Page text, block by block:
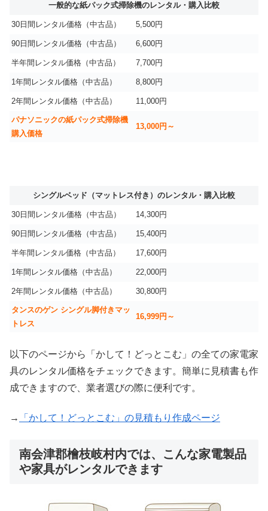
一般的な紙パック式掃除機のレンタル・購入比較
30日間レンタル価格（中古品） 5,500円
90日間レンタル価格（中古品） 6,600円
半年間レンタル価格（中古品） 7,700円
1年間レンタル価格（中古品） 8,800円
2年間レンタル価格（中古品） 11,000円
パナソニックの紙パック式掃除機
購入価格
13,000円～
シングルベッド（マットレス付き）のレンタル・購入比較
30日間レンタル価格（中古品） 14,300円
90日間レンタル価格（中古品） 15,400円
半年間レンタル価格（中古品） 17,600円
1年間レンタル価格（中古品） 22,000円
2年間レンタル価格（中古品） 30,800円
タンスのゲン シングル脚付きマッ
トレス
16,999円～
以下のページから「かして！どっとこむ」の全ての家電家
具のレンタル価格をチェックできます。簡単に見積書も作
成できますので、業者選びの際に便利です。
→ 「かして！どっとこむ」の見積もり作成ページ
南会津郡檜枝岐村内では、こんな家電製品
や家具がレンタルできます